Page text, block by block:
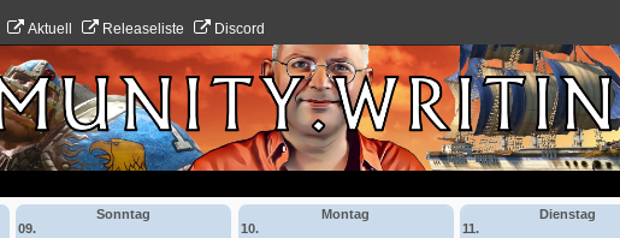
Aktuell Releaseliste Discord
Sonntag
09.
Montag
10.
Dienstag
11.